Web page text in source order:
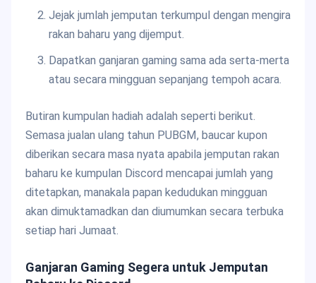
Jejak jumlah jemputan terkumpul dengan mengira
rakan baharu yang dijemput.
Dapatkan ganjaran gaming sama ada serta-merta
atau secara mingguan sepanjang tempoh acara.
Butiran kumpulan hadiah adalah seperti berikut.
Semasa jualan ulang tahun PUBGM, baucar kupon
diberikan secara masa nyata apabila jemputan rakan
baharu ke kumpulan Discord mencapai jumlah yang
ditetapkan, manakala papan kedudukan mingguan
akan dimuktamadkan dan diumumkan secara terbuka
setiap hari Jumaat.
Ganjaran Gaming Segera untuk Jemputan